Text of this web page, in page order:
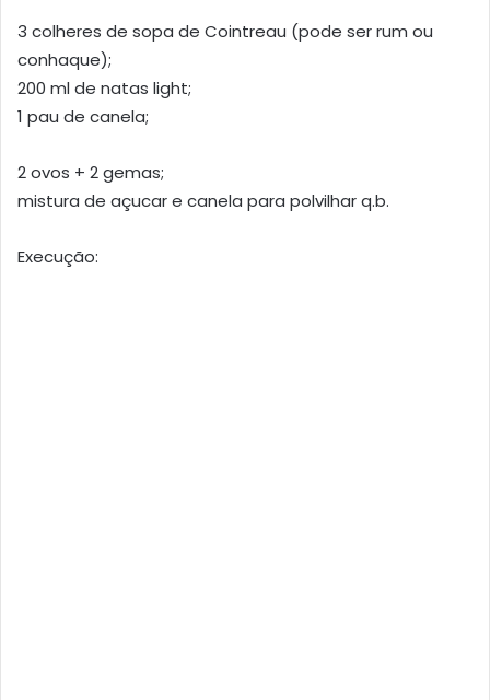
3 colheres de sopa de Cointreau (pode ser rum ou
conhaque);
200 ml de natas light;
1 pau de canela;
2 ovos + 2 gemas;
mistura de açucar e canela para polvilhar q.b.
Execução: